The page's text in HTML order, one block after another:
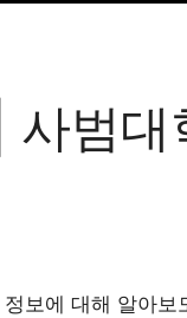
사범
보에 대해 알아